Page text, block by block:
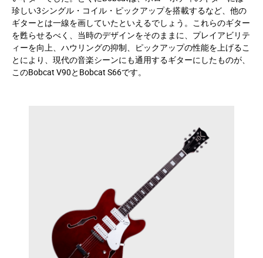
珍しい3シングル・コイル・ピックアップを搭載するなど、他の
ギターとは一線を画していたといえるでしょう。これらのギター
を甦らせるべく、当時のデザインをそのままに、プレイアビリテ
ィーを向上、ハウリングの抑制、ピックアップの性能を上げるこ
とにより、現代の音楽シーンにも通用するギターにしたものが、
このBobcat V90とBobcat S66です。